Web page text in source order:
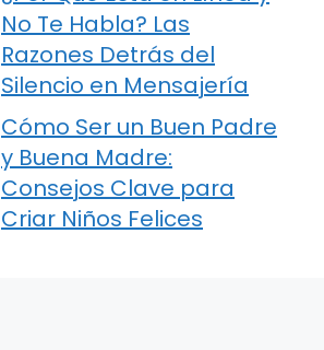
No Te Habla? Las
Razones Detrás del
Silencio en Mensajería
Cómo Ser un Buen Padre
y Buena Madre:
Consejos Clave para
Criar Niños Felices